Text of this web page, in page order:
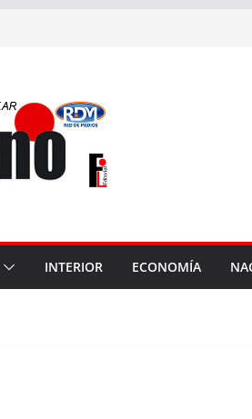
INTERIOR ECONOMÍA